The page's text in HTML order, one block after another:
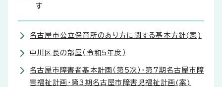
す
名古屋市公立保育所のあり方に関する基本方針(案)
中川区長の部屋（令和5年度）
名古屋市障害者基本計画（第5次）・第7期名古屋市障
害福祉計画・第3期名古屋市障害児福祉計画(案)